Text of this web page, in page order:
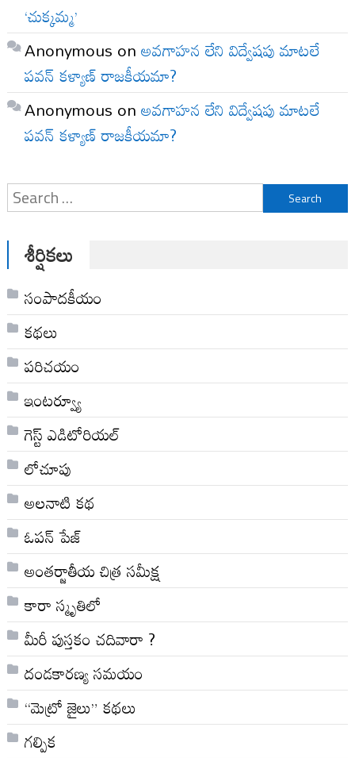
‘చుక్కమ్మ’
Anonymous onఅవగాహన లేని విద్వేషపు మాటలే
పవన్ కళ్యాణ్ రాజకీయమా?
Anonymous onఅవగాహన లేని విద్వేషపు మాటలే
పవన్ కళ్యాణ్ రాజకీయమా?
Search
for:
శీర్షికలు
సంపాదకీయం
కథలు
పరిచయం
ఇంటర్వ్యూ
గెస్ట్ ఎడిటోరియల్
లోచూపు
అల‌నాటి క‌థ‌
ఓపన్ పేజ్
అంతర్జాతీయ చిత్ర సమీక్ష
కారా స్మృతిలో
మీరీ పుస్తకం చదివారా ?
దండకారణ్య సమయం
“మెట్రో జైలు” కథలు
గల్పిక